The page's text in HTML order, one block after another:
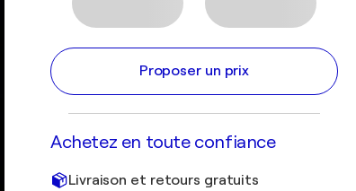
Proposer un prix
Achetez en toute confiance
Livraison et retours gratuits